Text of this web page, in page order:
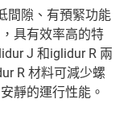
間隙、有預緊功能
具有效率高的特
J 和iglidur R 兩
R 材料可減少螺
靜的運行性能。